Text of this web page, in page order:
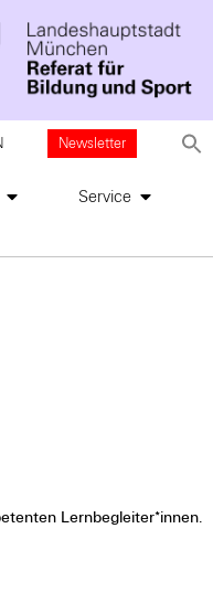
Newsletter
Service
Lernbegleiter*innen.